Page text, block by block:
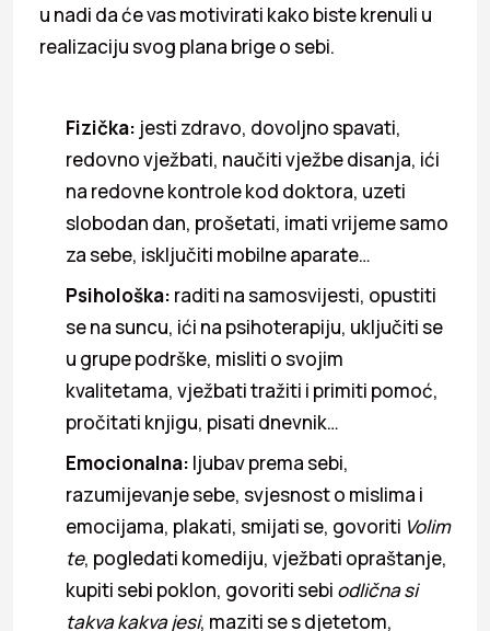
u nadi da će vas motivirati kako biste krenuli u
realizaciju svog plana brige o sebi.
Fizička: jesti zdravo, dovoljno spavati,
redovno vježbati, naučiti vježbe disanja, ići
na redovne kontrole kod doktora, uzeti
slobodan dan, prošetati, imati vrijeme samo
za sebe, isključiti mobilne aparate…
Psihološka: raditi na samosvijesti, opustiti
se na suncu, ići na psihoterapiju, uključiti se
u grupe podrške, misliti o svojim
kvalitetama, vježbati tražiti i primiti pomoć,
pročitati knjigu, pisati dnevnik…
Emocionalna: ljubav prema sebi,
razumijevanje sebe, svjesnost o mislima i
emocijama, plakati, smijati se, govoriti Volim
te, pogledati komediju, vježbati opraštanje,
kupiti sebi poklon, govoriti sebi odlična si
takva kakva jesi, maziti se s djetetom,